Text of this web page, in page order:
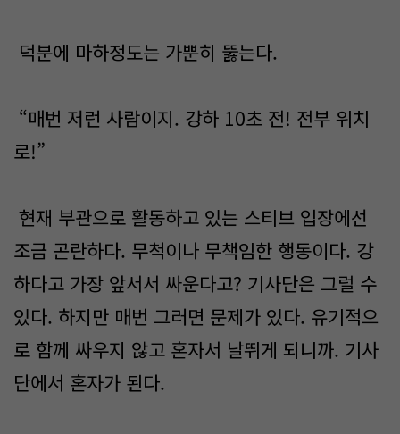
덕분에 마하정도는 가뿐히 뚫는다.
“매번 저런 사람이지. 강하 10초 전! 전부 위치
로!”
현재 부관으로 활동하고 있는 스티브 입장에선
조금 곤란하다. 무척이나 무책임한 행동이다. 강
하다고 가장 앞서서 싸운다고? 기사단은 그럴 수
있다. 하지만 매번 그러면 문제가 있다. 유기적으
로 함께 싸우지 않고 혼자서 날뛰게 되니까. 기사
단에서 혼자가 된다.